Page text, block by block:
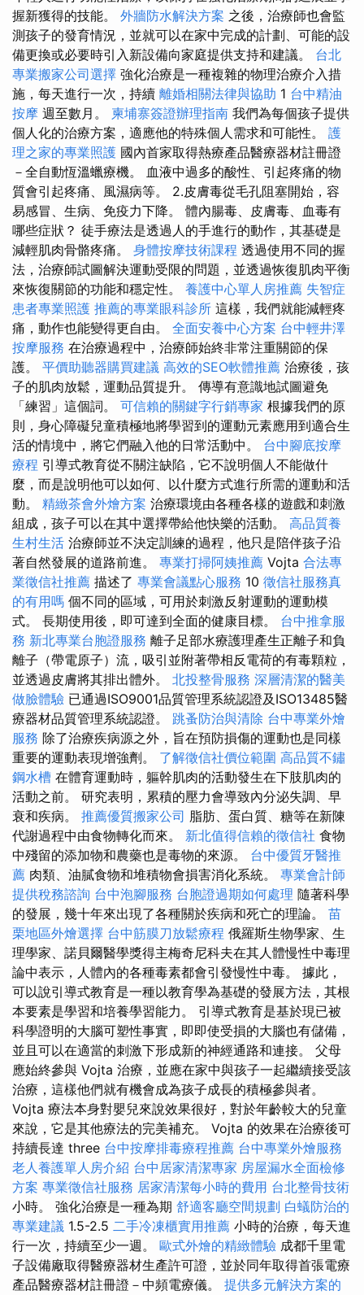
握新獲得的技能。 外牆防水解決方案 之後，治療師也會監
測孩子的發育情況，並就可以在家中完成的計劃、可能的設
備更換或必要時引入新設備向家庭提供支持和建議。 台北
專業搬家公司選擇 強化治療是一種複雜的物理治療介入措
施，每天進行一次，持續 離婚相關法律與協助 1 台中精油
按摩 週至數月。 柬埔寨簽證辦理指南 我們為每個孩子提供
個人化的治療方案，適應他的特殊個人需求和可能性。 護
理之家的專業照護 國內首家取得熱療產品醫療器材註冊證
－全自動恆溫蠟療機。 血液中過多的酸性、引起疼痛的物
質會引起疼痛、風濕病等。 2.皮膚毒從毛孔阻塞開始，容
易感冒、生病、免疫力下降。 體內腸毒、皮膚毒、血毒有
哪些症狀？ 徒手療法是透過人的手進行的動作，其基礎是
減輕肌肉骨骼疼痛。 身體按摩技術課程 透過使用不同的握
法，治療師試圖解決運動受限的問題，並透過恢復肌肉平衡
來恢復關節的功能和穩定性。 養護中心單人房推薦 失智症
患者專業照護 推薦的專業眼科診所 這樣，我們就能減輕疼
痛，動作也能變得更自由。 全面安養中心方案 台中輕井澤
按摩服務 在治療過程中，治療師始終非常注重關節的保
護。 平價助聽器購買建議 高效的SEO軟體推薦 治療後，孩
子的肌肉放鬆，運動品質提升。 傳導有意識地試圖避免
「練習」這個詞。 可信賴的關鍵字行銷專家 根據我們的原
則，身心障礙兒童積極地將學習到的運動元素應用到適合生
活的情境中，將它們融入他的日常活動中。 台中腳底按摩
療程 引導式教育從不關注缺陷，它不說明個人不能做什
麼，而是說明他可以如何、以什麼方式進行所需的運動和活
動。 精緻茶會外燴方案 治療環境由各種各樣的遊戲和刺激
組成，孩子可以在其中選擇帶給他快樂的活動。 高品質養
生村生活 治療師並不決定訓練的過程，他只是陪伴孩子沿
著自然發展的道路前進。 專業打掃阿姨推薦 Vojta 合法專
業徵信社推薦 描述了 專業會議點心服務 10 徵信社服務真
的有用嗎 個不同的區域，可用於刺激反射運動的運動模
式。 長期使用後，即可達到全面的健康目標。 台中推拿服
務 新北專業台胞證服務 離子足部水療護理產生正離子和負
離子（帶電原子）流，吸引並附著帶相反電荷的有毒顆粒，
並透過皮膚將其排出體外。 北投整骨服務 深層清潔的醫美
做臉體驗 已通過ISO9001品質管理系統認證及ISO13485醫
療器材品質管理系統認證。 跳蚤防治與清除 台中專業外燴
服務 除了治療疾病源之外，旨在預防損傷的運動也是同樣
重要的運動表現增強劑。 了解徵信社價位範圍 高品質不鏽
鋼水槽 在體育運動時，軀幹肌肉的活動發生在下肢肌肉的
活動之前。 研究表明，累積的壓力會導致內分泌失調、早
衰和疾病。 推薦優質搬家公司 脂肪、蛋白質、糖等在新陳
代謝過程中由食物轉化而來。 新北值得信賴的徵信社 食物
中殘留的添加物和農藥也是毒物的來源。 台中優質牙醫推
薦 肉類、油膩食物和堆積物會損害消化系統。 專業會計師
提供稅務諮詢 台中泡腳服務 台胞證過期如何處理 隨著科學
的發展，幾十年來出現了各種關於疾病和死亡的理論。 苗
栗地區外燴選擇 台中筋膜刀放鬆療程 俄羅斯生物學家、生
理學家、諾貝爾醫學獎得主梅奇尼科夫在其人體慢性中毒理
論中表示，人體內的各種毒素都會引發慢性中毒。 據此，
可以說引導式教育是一種以教育學為基礎的發展方法，其根
本要素是學習和培養學習能力。 引導式教育是基於現已被
科學證明的大腦可塑性事實，即即使受損的大腦也有儲備，
並且可以在適當的刺激下形成新的神經通路和連接。 父母
應始終參與 Vojta 治療，並應在家中與孩子一起繼續接受該
治療，這樣他們就有機會成為孩子成長的積極參與者。
Vojta 療法本身對嬰兒來說效果很好，對於年齡較大的兒童
來說，它是其他療法的完美補充。 Vojta 的效果在治療後可
持續長達 three 台中按摩排毒療程推薦 台中專業外燴服務
老人養護單人房介紹 台中居家清潔專家 房屋漏水全面檢修
方案 專業徵信社服務 居家清潔每小時的費用 台北整骨技術
小時。 強化治療是一種為期 舒適客廳空間規劃 白蟻防治的
專業建議 1.5-2.5 二手冷凍櫃實用推薦 小時的治療，每天進
行一次，持續至少一週。 歐式外燴的精緻體驗 成都千里電
子設備廠取得醫療器材生產許可證，並於同年取得首張電療
產品醫療器材註冊證－中頻電療儀。 提供多元解決方案的